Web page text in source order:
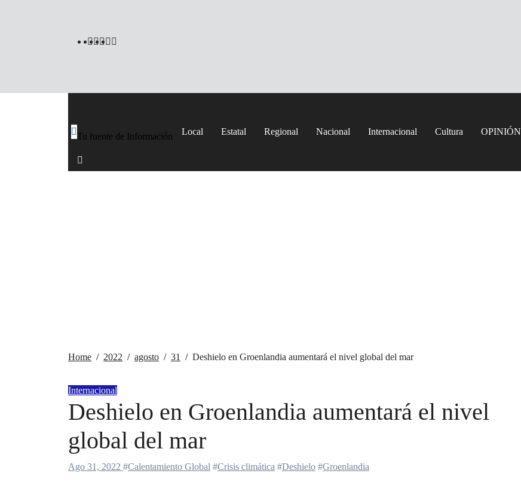
Tu fuente de Información Local Estatal Regional Nacional Internacional Cultura OPINIÓN
Home 2022 agosto 31 Deshielo en Groenlandia aumentará el nivel global del mar
Internacional
Deshielo en Groenlandia aumentará el nivel
global del mar
Ago 31, 2022 #Calentamiento Global #Crisis climática #Deshielo #Groenlandia